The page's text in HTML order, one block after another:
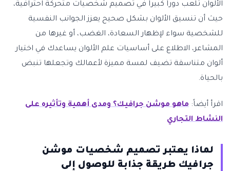
الألوان تلعب دوراً كبيراً في تصميم شخصيات متحركة احترافية،
حيث أن تنسيق الألوان بشكل صحيح يعزز الجوانب النفسية
للشخصية سواء لإظهار السعادة، الغضب، أو غيرها من
المشاعر، الاطلاع على أساسيات علم الألوان يساعدك في اختيار
ألوان متناسقة تضيف لمسة مميزة لأعمالك وتجعلها تنبض
بالحياة.
اقرأ أيضاً: ماهو موشن جرافيك؟ ومدى أهمية وتأثيره على
النشاط التجاري
لماذا يعتبر تصميم شخصيات موشن
جرافيك طريقة جذابة للوصول إلى